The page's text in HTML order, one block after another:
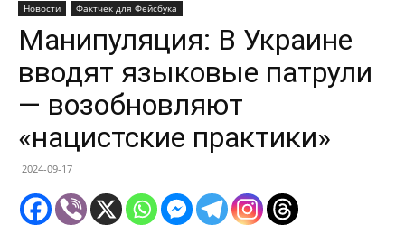
Новости Фактчек для Фейсбука
Манипуляция: В Украине
вводят языковые патрули
— возобновляют
«нацистские практики»
2024-09-17